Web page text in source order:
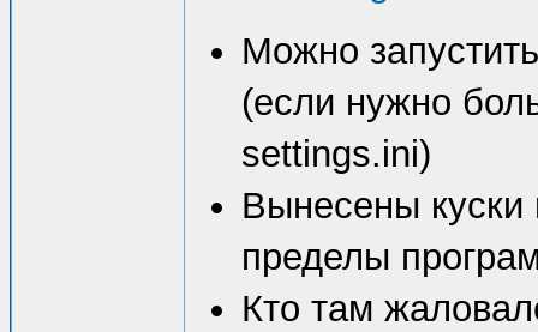
Можно
(если нужно
settings.ini)
Вынесены куски
пределы
Кто там